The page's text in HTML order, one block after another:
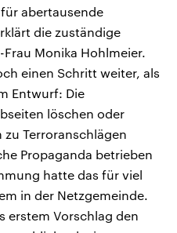
abertausende
die zuständige
Monika Hohlmeier.
einen Schritt weiter, als
Entwurf: Die
löschen oder
Terroranschlägen
Propaganda betrieben
hatte das für viel
in der Netzgemeinde.
erstem Vorschlag den